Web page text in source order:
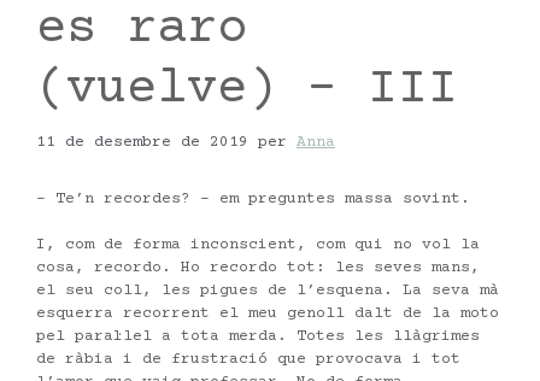
es raro
(vuelve) – III
11 de desembre de 2019 per Anna
– Te’n recordes? – em preguntes massa sovint.
I, com de forma inconscient, com qui no vol la
cosa, recordo. Ho recordo tot: les seves mans,
el seu coll, les pigues de l’esquena. La seva mà
esquerra recorrent el meu genoll dalt de la moto
pel paral·lel a tota merda. Totes les llàgrimes
de ràbia i de frustració que provocava i tot